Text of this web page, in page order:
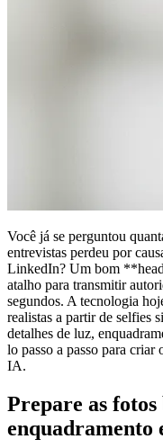
Você já se perguntou
entrevistas perdeu por
LinkedIn? Um bom
atalho para transmitir
segundos. A tecnologia
realistas a partir de selfies
detalhes de luz,
lo passo a passo para
IA.
Prepare as fotos
enquadramento